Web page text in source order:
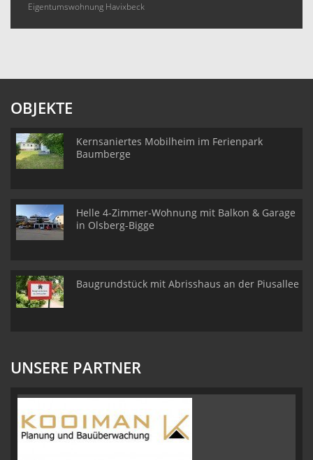
Eigentumswohnung Havixbeck
OBJEKTE
Kernsaniertes Mobilheim im Ferienpark
Baumberge
Helle 4-Zimmer-Wohnung mit Balkon & Garage
in Olsberg-Bigge
Baugrundstück mit Abrisshaus an der Piusallee
UNSERE PARTNER